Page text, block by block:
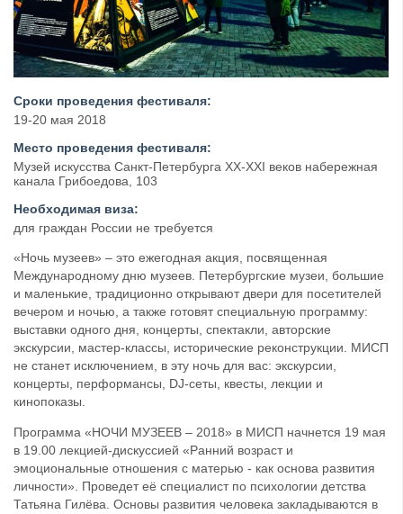
Сроки проведения фестиваля:
19-20 мая 2018
Место проведения фестиваля:
Музей искусства Санкт-Петербурга XX-XXI веков набережная
канала Грибоедова, 103
Необходимая виза:
для граждан России не требуется
«Ночь музеев» – это ежегодная акция, посвященная
Международному дню музеев. Петербургские музеи, большие
и маленькие, традиционно открывают двери для посетителей
вечером и ночью, а также готовят специальную программу:
выставки одного дня, концерты, спектакли, авторские
экскурсии, мастер-классы, исторические реконструкции. МИСП
не станет исключением, в эту ночь для вас: экскурсии,
концерты, перформансы, DJ-сеты, квесты, лекции и
кинопоказы.
Программа «НОЧИ МУЗЕЕВ – 2018» в МИСП начнется 19 мая
в 19.00 лекцией-дискуссией «Ранний возраст и
эмоциональные отношения с матерью - как основа развития
личности». Проведет её специалист по психологии детства
Татьяна Гилёва. Основы развития человека закладываются в